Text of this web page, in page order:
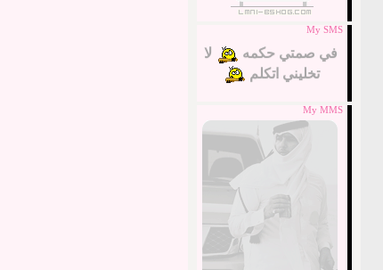
My SMS
تخليني اتكلم
My MMS